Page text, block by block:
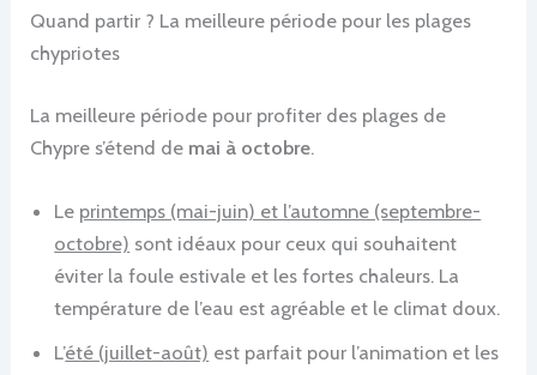
Quand partir ? La meilleure période pour les plages
chypriotes
La meilleure période pour profiter des plages de
Chypre s’étend de mai à octobre.
Le printemps (mai-juin) et l’automne (septembre-
octobre) sont idéaux pour ceux qui souhaitent
éviter la foule estivale et les fortes chaleurs. La
température de l’eau est agréable et le climat doux.
L’été (juillet-août) est parfait pour l’animation et les